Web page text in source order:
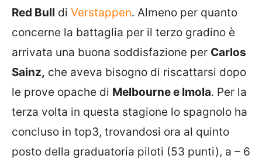
Red Bull di Verstappen. Almeno per quanto
concerne la battaglia per il terzo gradino è
arrivata una buona soddisfazione per Carlos
Sainz, che aveva bisogno di riscattarsi dopo
le prove opache di Melbourne e Imola. Per la
terza volta in questa stagione lo spagnolo ha
concluso in top3, trovandosi ora al quinto
posto della graduatoria piloti (53 punti), a – 6